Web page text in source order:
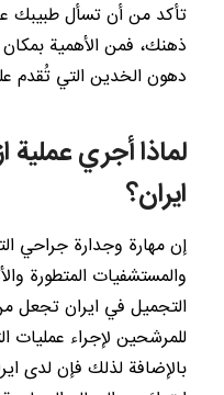
تأكد من أن تسأل طبيبك
ذهنك، فمن الأهمية
دهون الخدين التي تُقدم
لماذا أجري
ايران؟
إن مهارة وجدارة جراحي
والمستشفيات المتطورة
التجميل في ايران تجعل
للمرشحين لإجراء عمليات
بالإضافة لذلك فإن لدى